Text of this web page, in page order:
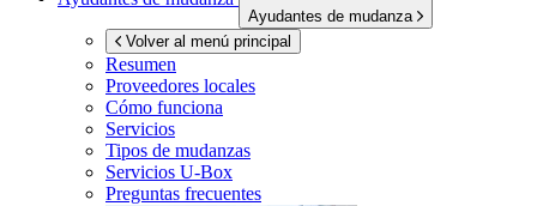
Ayudantes de mudanza
Volver al menú principal
Resumen
Proveedores locales
Cómo funciona
Servicios
Tipos de mudanzas
Servicios U-Box
Preguntas frecuentes